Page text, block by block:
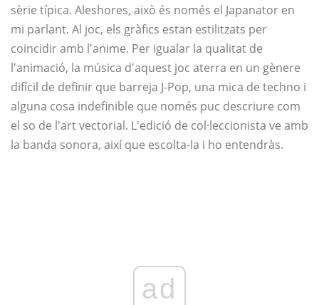
sèrie típica. Aleshores, això és només el Japanator en
mi parlant. Al joc, els gràfics estan estilitzats per
coincidir amb l'anime. Per igualar la qualitat de
l'animació, la música d'aquest joc aterra en un gènere
difícil de definir que barreja J-Pop, una mica de techno i
alguna cosa indefinible que només puc descriure com
el so de l'art vectorial. L'edició de col·leccionista ve amb
la banda sonora, així que escolta-la i ho entendràs.
ad